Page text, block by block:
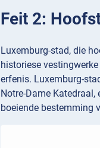
Feit 2:
Luxemburg-stad, die
historiese
erfenis. Luxemburg-
Notre-Dame
boeiende bestemming